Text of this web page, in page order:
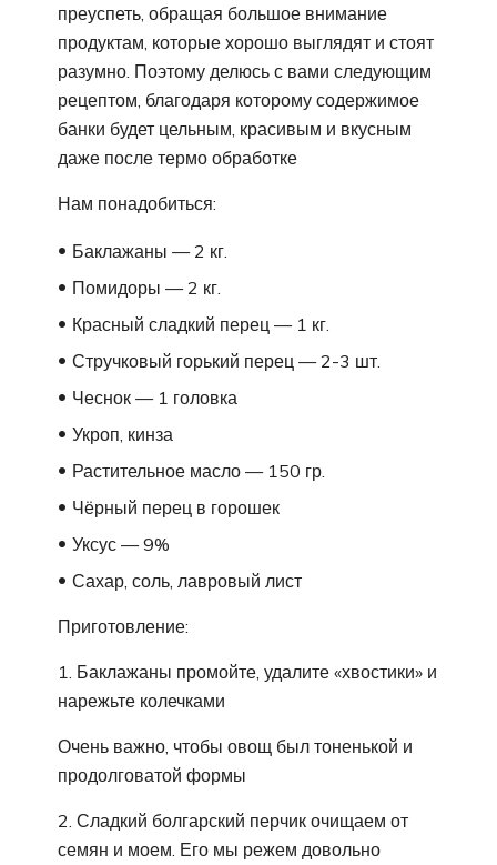
преуспеть, обращая большое внимание
продуктам, которые хорошо выглядят и стоят
разумно. Поэтому делюсь с вами следующим
рецептом, благодаря которому содержимое
банки будет цельным, красивым и вкусным
даже после термо обработке
Нам понадобиться:
Баклажаны — 2 кг.
Помидоры — 2 кг.
Красный сладкий перец — 1 кг.
Стручковый горький перец — 2-3 шт.
Чеснок — 1 головка
Укроп, кинза
Растительное масло — 150 гр.
Чёрный перец в горошек
Уксус — 9%
Сахар, соль, лавровый лист
Приготовление:
1. Баклажаны промойте, удалите «хвостики» и
нарежьте колечками
Очень важно, чтобы овощ был тоненькой и
продолговатой формы
2. Сладкий болгарский перчик очищаем от
семян и моем. Его мы режем довольно